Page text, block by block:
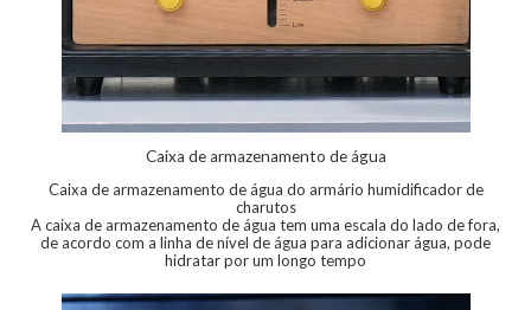
Caixa de armazenamento de água
Caixa de armazenamento de água do armário humidificador de
charutos
A caixa de armazenamento de água tem uma escala do lado de fora,
de acordo com a linha de nível de água para adicionar água, pode
hidratar por um longo tempo